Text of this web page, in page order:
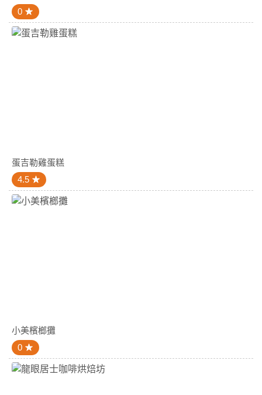
0
蛋吉勒雞蛋糕
4.5
小美檳榔攤
0